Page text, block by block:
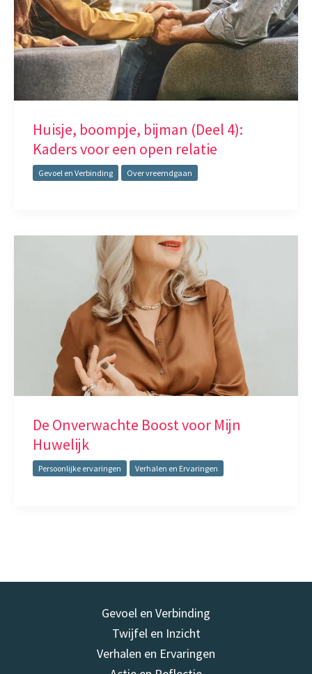
Huisje, boompje, bijman (Deel 4):
Kaders voor een open relatie
Gevoel en Verbinding Over vreemdgaan
De Onverwachte Boost voor Mijn
Huwelijk
Persoonlijke ervaringen Verhalen en Ervaringen
Gevoel en Verbinding
Twijfel en Inzicht
Verhalen en Ervaringen